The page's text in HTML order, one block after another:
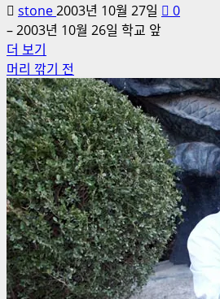
stone2003년 10월 27일
0
– 2003년 10월 26일 학교 앞
더 보기
리
깎
은
후
에
대
해
더
읽
어
보
기
머리 깎기 전